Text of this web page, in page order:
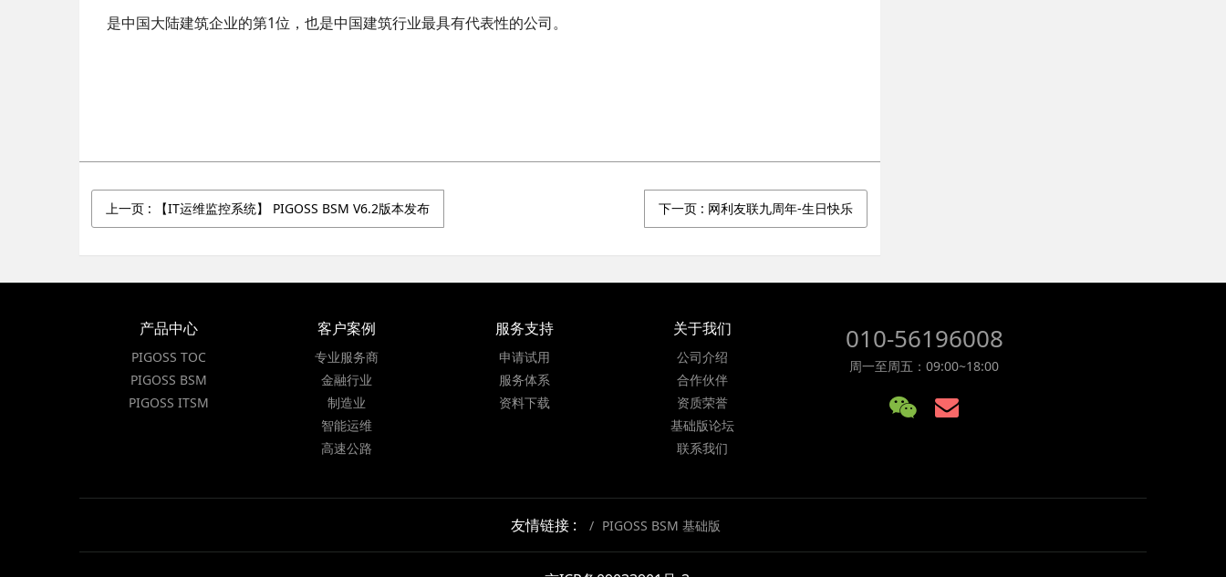
是中国大陆建筑企业的第1位，也是中国建筑行业最具有代表性的公司。
上一页 : 【IT运维监控系统】 PIGOSS BSM V6.2版本发布 下一页 : 网利友联九周年-生日快乐
产品中心
PIGOSS TOC
PIGOSS BSM
PIGOSS ITSM
客户案例
专业服务商
金融行业
制造业
智能运维
高速公路
服务支持
申请试用
服务体系
资料下载
关于我们
公司介绍
合作伙伴
资质荣誉
基础版论坛
联系我们
010-56196008
周一至周五：09:00~18:00
友情链接 : PIGOSS BSM 基础版